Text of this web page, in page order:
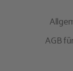
AGB